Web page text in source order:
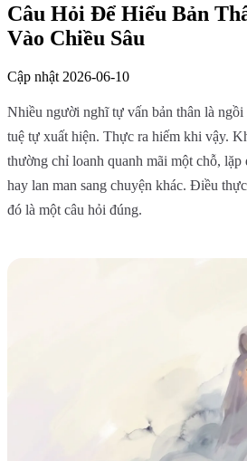
Câu Hỏi Để Hiểu Bản
Vào Chiều Sâu
Cập nhật 2026-06-10
Nhiều người nghĩ tự vấn bản thân là
tuệ tự xuất hiện. Thực ra hiếm khi vậy.
thường chỉ loanh quanh mãi một chỗ,
hay lan man sang chuyện khác. Điều
đó là một câu hỏi đúng.